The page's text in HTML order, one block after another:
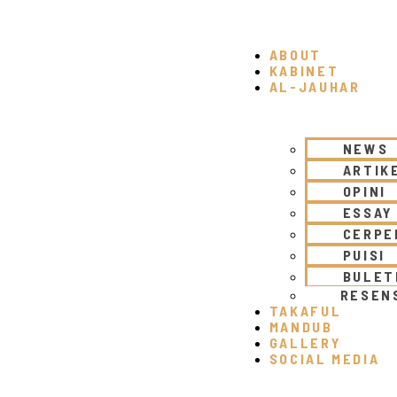
ABOUT
KABINET
AL-JAUHAR
NEWS
OPINI
ESSAY
PUISI
TAKAFUL
MANDUB
GALLERY
SOCIAL MEDIA